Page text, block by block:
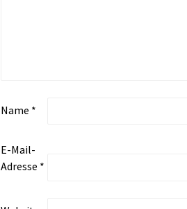
Name *
E-Mail-
Adresse *